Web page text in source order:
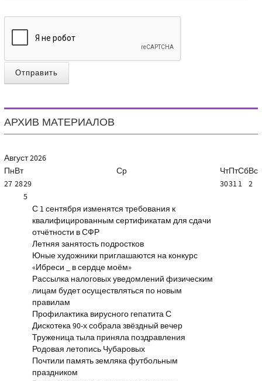
Отправить
АРХИВ МАТЕРИАЛОВ
Август2026
ПнВт Ср ЧтПтСбВс
27 2829 30311 2
5
С 1 сентября изменятся требования к
квалифицированным сертификатам для сдачи
отчётности в СФР
Летняя занятость подростков
Юные художники приглашаются на конкурс
«Ибреси _ в сердце моём»
Рассылка налоговых уведомлений физическим
лицам будет осуществляться по новым
правилам
Профилактика вирусного гепатита С
Дискотека 90-х собрала звёздный вечер
Труженица тыла приняла поздравления
Родовая летопись Чубаровых
Почтили память земляка футбольным
праздником